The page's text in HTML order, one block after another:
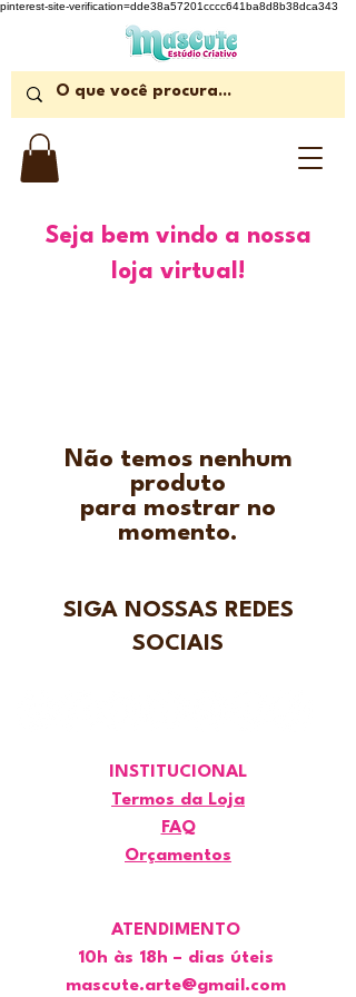
pinterest-site-verification=dde38a57201cccc641ba8d8b38dca343
Seja bem vindo a nossa
loja virtual!
Não temos nenhum
produto
para mostrar no
momento.
SIGA NOSSAS REDES
SOCIAIS
INSTITUCIONAL
Termos da Loja
FAQ
Orçamentos
ATENDIMENTO
10h às 18h – dias úteis
mascute.arte@gmail.com